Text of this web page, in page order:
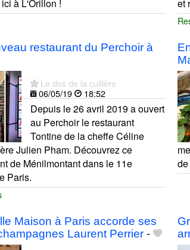
à L'Orillon !
et
restaurant du Perchoir à
Le dos de la cuillère
06/05/19
18:52
Depuis le 26 avril 2019 a ouvert
au Perchoir le restaurant
Tontine de la cheffe Céline
Julien Pham. Découvrez ce
de Ménilmontant dans le 11e
Paris.
Maison à Paris accorde ses
Laurent Perrier -